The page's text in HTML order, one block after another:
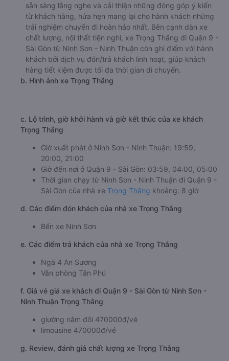
sẵn sàng lắng nghe và cải thiện những đóng góp ý kiến
từ khách hàng, hứa hẹn mang lại cho hành khách những
trải nghiệm chuyến đi hoàn hảo nhất. Bên cạnh dàn xe
chất lượng, nội thất tiện nghi, xe Trọng Thắng đi Quận 9 -
Sài Gòn từ Ninh Sơn - Ninh Thuận còn ghi điểm với hành
khách bởi dịch vụ đón/trả khách linh hoạt, giúp khách
hàng tiết kiệm được tối đa thời gian di chuyển.
b. Hình ảnh xe Trọng Thắng
c. Lộ trình, giờ khởi hành và giờ kết thúc của xe khách
Trọng Thắng
Giờ xuất phát ở Ninh Sơn - Ninh Thuận: 19:59,
20:00, 21:00
Giờ đến nơi ở Quận 9 - Sài Gòn: 03:59, 04:00, 05:00
Thời gian chạy từ Ninh Sơn - Ninh Thuận đi Quận 9 -
Sài Gòn của nhà xe Trọng Thắng khoảng: 8 giờ
d. Các điểm đón khách của nhà xe Trọng Thắng
Bến xe Ninh Sơn
e. Các điểm trả khách của nhà xe Trọng Thắng
Ngã 4 An Sương
Văn phòng Tân Phú
f. Giá vé giá xe khách đi Quận 9 - Sài Gòn từ Ninh Sơn -
Ninh Thuận Trọng Thắng
giường nằm đôi 470000đ/vé
limousine 470000đ/vé
g. Review, đánh giá chất lượng xe Trọng Thắng